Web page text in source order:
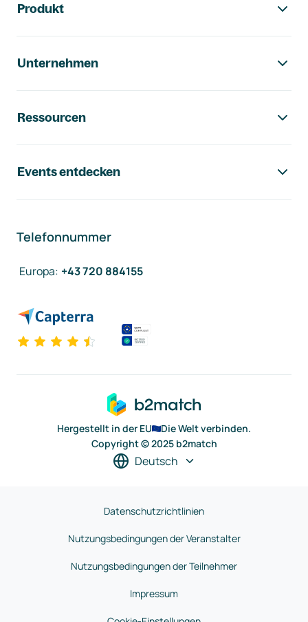
Produkt
Unternehmen
Ressourcen
Events entdecken
Telefonnummer
Europa: +43 720 884155
Hergestellt in der EU
Die Welt verbinden.
Copyright © 2025 b2match
Deutsch
Datenschutzrichtlinien
Nutzungsbedingungen der Veranstalter
Nutzungsbedingungen der Teilnehmer
Impressum